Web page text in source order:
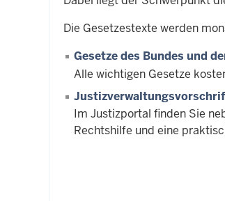
Die Gesetzestexte werden
Gesetze des Bundes und
Alle wichtigen Gesetze
Im Justizportal finden Sie
Rechtshilfe und eine